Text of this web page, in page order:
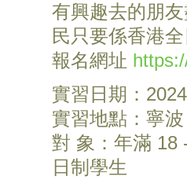
有興趣去的朋
民只要係香港
報名網址
實習日期：
實習地點：寧波
對 象：年滿 18
日制學生